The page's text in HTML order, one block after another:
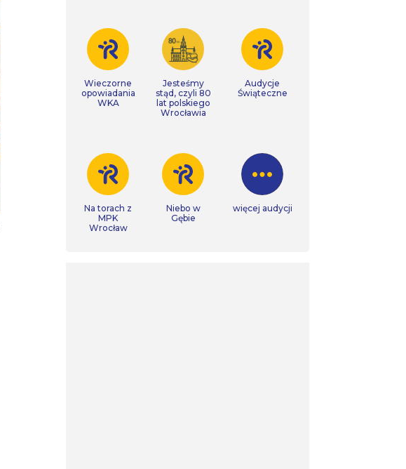
Wieczorne
opowiadania
WKA
Jesteśmy
stąd, czyli 80
lat polskiego
Wrocławia
Audycje
Świąteczne
Na torach z
MPK
Wrocław
Niebo w
Gębie
więcej audycji